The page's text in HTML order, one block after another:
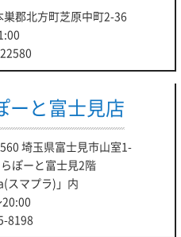
しております！
、NEC、VAIO、DELL、
など！
いたします！
口店は
徒歩約22分の
ございます！
気軽にご連絡ください♪
のご来店お待ちしておりま
巣郡北方町芝原中町2-36
ーと富士見店
埼玉県富士見市山室1-
ぽーと富士見2階
スマプラ)」内
8198